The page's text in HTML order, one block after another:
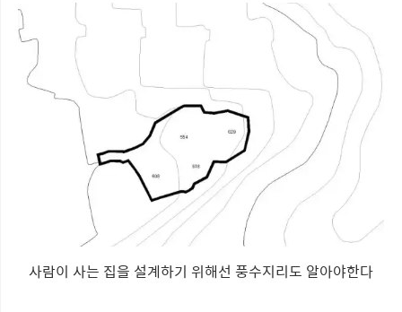
사람이 사는 집을 설계하기 위해선 풍수지리도 알아야한다